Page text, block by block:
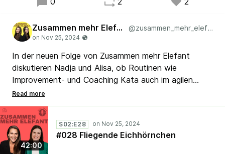
Zusammen mehr Elefant @zusammen_mehr_elefant
In der neuen Folge von Zusammen mehr Elefant
diskutieren Nadja und Alisa, ob Routinen wie
Improvement- und Coaching Kata auch im agilen
Umfeld funktionieren. 💡 Wie können kleine
Veränderungen zu großen Sprüngen führen – und was
bedeutet das für euch als Coaches und
Führungskräfte? Hört rein und lasst euch inspirieren!
✨ #Agile #Coaching #Kata #Lean
42:00
S02:E28
#028 Fliegende Eichhörnchen